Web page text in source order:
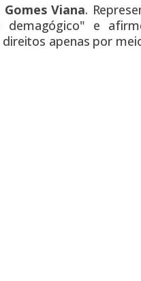
Viana.
demagógico" e
apenas por